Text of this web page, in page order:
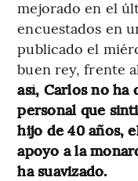
mejorado en el
encuestados en
publicado el
buen rey, frente
así, Carlos no ha
personal que
hijo de 40 años,
apoyo a la
ha suavizado.